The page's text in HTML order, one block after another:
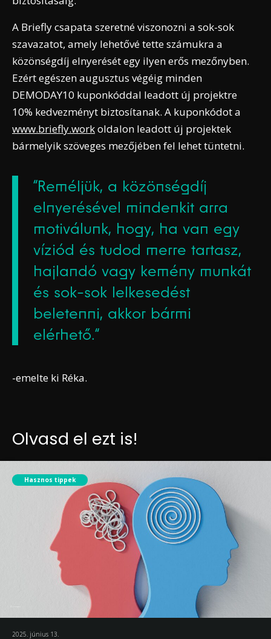
A Briefly csapata szeretné viszonozni a sok-sok
szavazatot, amely lehetővé tette számukra a
közönségdíj elnyerését egy ilyen erős mezőnyben.
Ezért egészen augusztus végéig minden
DEMODAY10 kuponkóddal leadott új projektre
10% kedvezményt biztosítanak. A kuponkódot a
www.briefly.workoldalon leadott új projektek
bármelyik szöveges mezőjében fel lehet tüntetni.
“Reméljük, a közönségdíj
elnyerésével mindenkit arra
motiválunk, hogy, ha van egy
víziód és tudod merre tartasz,
hajlandó vagy kemény munkát
és sok-sok lelkesedést
beletenni, akkor bármi
elérhető.“
-emelte ki Réka.
Olvasd el ezt is!
Hasznos tippek
2025. június 13.